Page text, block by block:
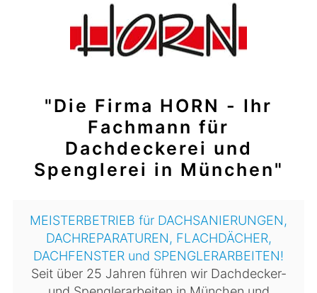
"Die Firma HORN - Ihr
Fachmann für
Dachdeckerei und
Spenglerei in München"
MEISTERBETRIEB für DACHSANIERUNGEN,
DACHREPARATUREN, FLACHDÄCHER,
DACHFENSTER und SPENGLERARBEITEN!
Seit über 25 Jahren führen wir Dachdecker-